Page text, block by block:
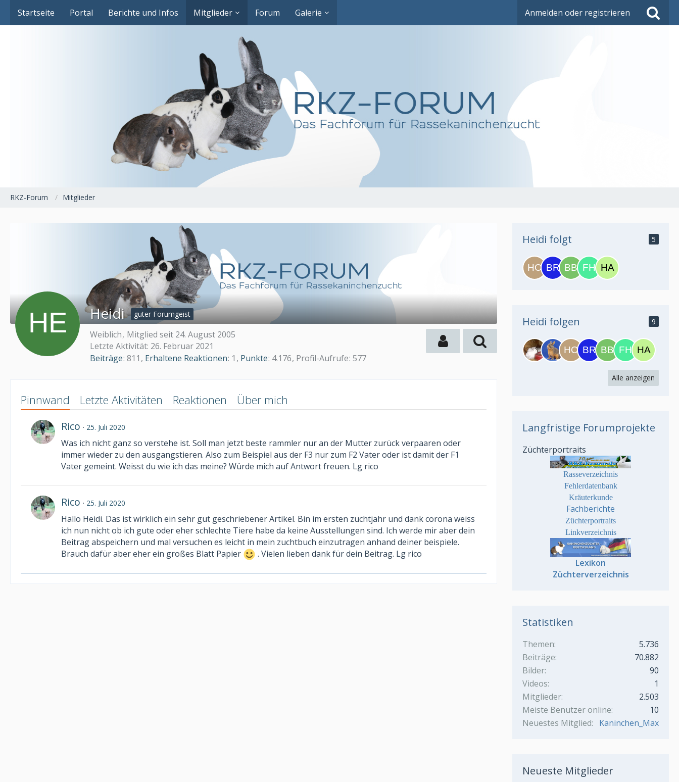
Startseite Portal Berichte und Infos Mitglieder Forum Galerie Anmelden oder registrieren
RKZ-Forum Mitglieder
Heidi guter Forumgeist
Weiblich Mitglied seit 24. August 2005
Letzte Aktivität: 26. Februar 2021
Beiträge 811 Erhaltene Reaktionen 1 Punkte 4.176 Profil-Aufrufe 577
Pinnwand Letzte Aktivitäten Reaktionen Über mich
Rico 25. Juli 2020
Was ich nicht ganz so verstehe ist. Soll man jetzt beste rammler nur an der Mutter zurück verpaaren oder
immer wieder zu den ausgangstieren. Also zum Beispiel aus der F3 nur zum F2 Vater oder ist damit der F1
Vater gemeint. Weisst du wie ich das meine? Würde mich auf Antwort freuen. Lg rico
Rico 25. Juli 2020
Hallo Heidi. Das ist wirklich ein sehr gut geschriebener Artikel. Bin im ersten zuchtjahr und dank corona weiss
ich nun nicht ob ich gute oder eher schlechte Tiere habe da keine Ausstellungen sind. Ich werde mir aber dein
Beitrag abspeichern und mal versuchen es leicht in mein zuchtbuch einzutragen anhand deiner beispiele.
Brauch dafür aber eher ein großes Blatt Papier
. Vielen lieben dank für dein Beitrag. Lg rico
Heidi folgt 5
Heidi folgen 9
Alle anzeigen
Langfristige Forumprojekte
Züchterportraits
Rasseverzeichnis
Fehlerdatenbank
Kräuterkunde
Fachberichte
Züchterportraits
Linkverzeichnis
Lexikon
Züchterverzeichnis
Statistiken
Themen
5.736
Beiträge
70.882
Bilder
90
Videos
1
Mitglieder
2.503
Meiste Benutzer online
10
Neuestes Mitglied
Kaninchen_Max
Neueste Mitglieder